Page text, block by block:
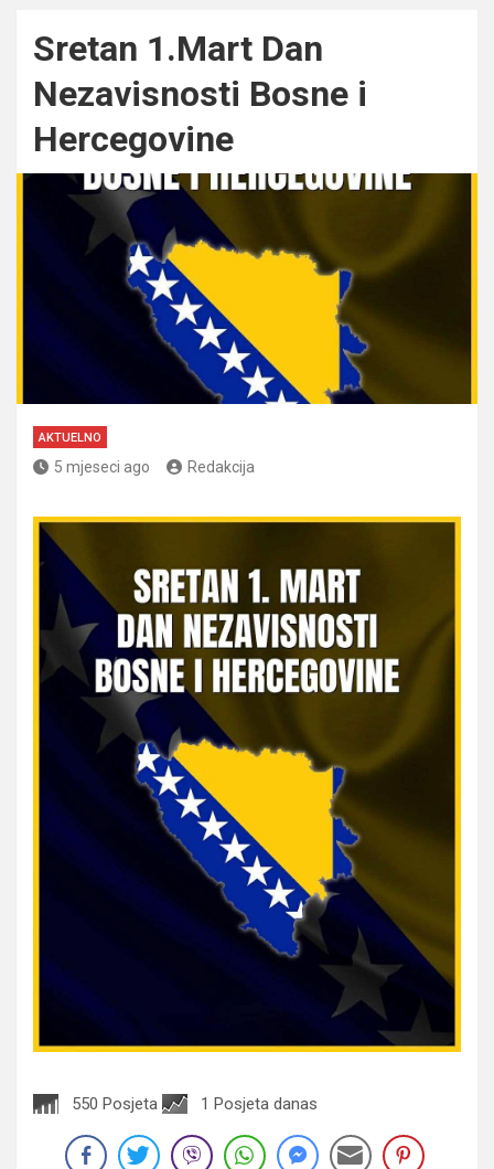
Sretan 1.Mart Dan
Nezavisnosti Bosne i
Hercegovine
AKTUELNO
5 mjeseci ago Redakcija
550 Posjeta 1 Posjeta danas